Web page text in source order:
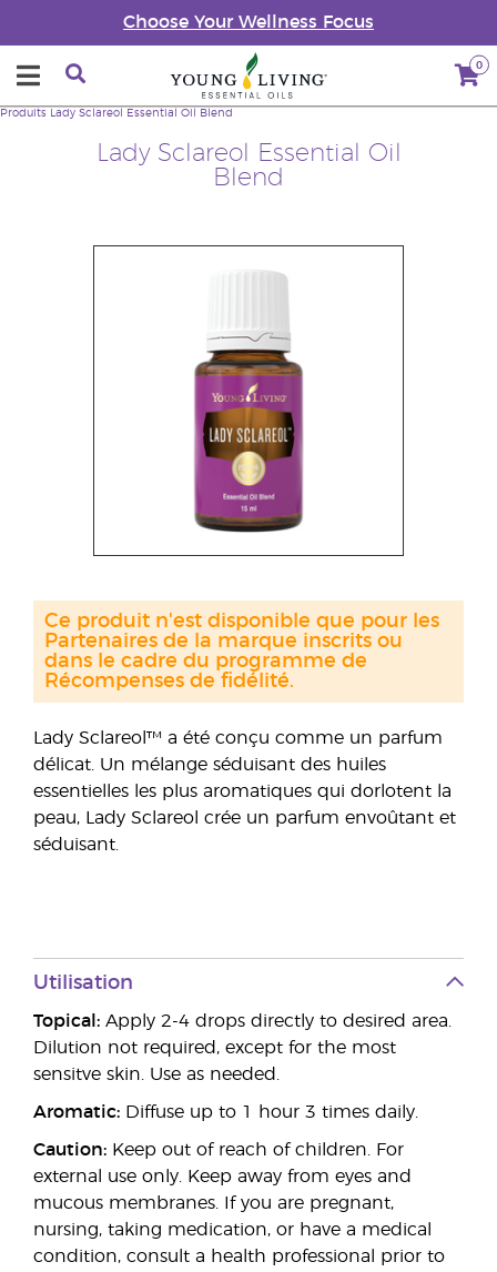
Choose Your Wellness Focus
0
Lady Sclareol Essential Oil
Blend
Produits Lady Sclareol Essential Oil Blend
Lady Sclareol™ a été conçu comme un parfum
délicat. Un mélange séduisant des huiles
essentielles les plus aromatiques qui dorlotent la
peau, Lady Sclareol crée un parfum envoûtant et
séduisant.
Ce produit n'est disponible que pour les
Partenaires de la marque inscrits ou
dans le cadre du programme de
Récompenses de fidélité.
Utilisation
Topical: Apply 2-4 drops directly to desired area.
Dilution not required, except for the most
sensitve skin. Use as needed.
Aromatic: Diffuse up to 1 hour 3 times daily.
Caution: Keep out of reach of children. For
external use only. Keep away from eyes and
mucous membranes. If you are pregnant,
nursing, taking medication, or have a medical
condition, consult a health professional prior to